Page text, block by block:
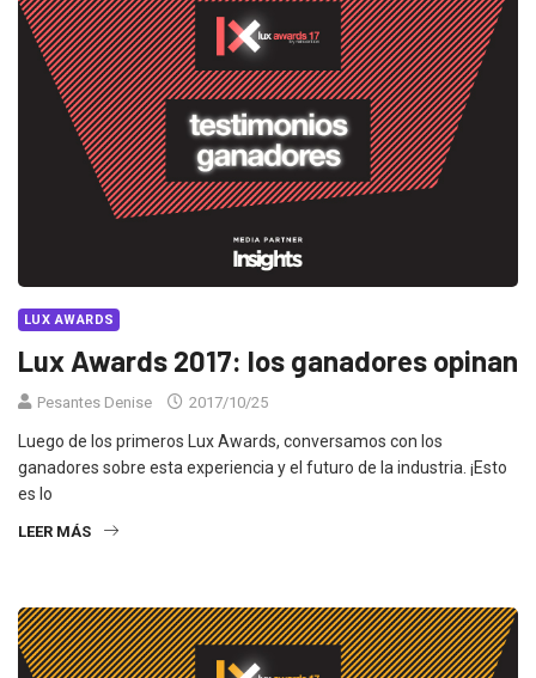
LUX AWARDS
Lux Awards 2017: los ganadores opinan
Pesantes Denise 2017/10/25
Luego de los primeros Lux Awards, conversamos con los
ganadores sobre esta experiencia y el futuro de la industria. ¡Esto
es lo
LEER MÁS